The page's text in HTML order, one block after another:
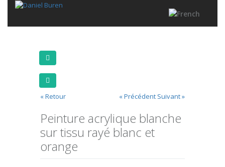
« Retour « Précédent Suivant »
Peinture acrylique blanche
sur tissu rayé blanc et
orange